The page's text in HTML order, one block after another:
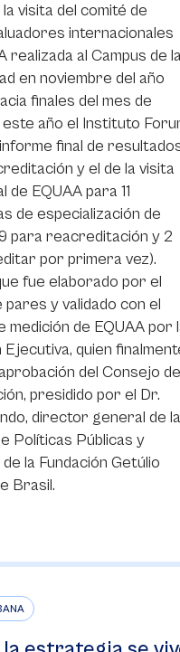
visita del comité de
internacionales
realizada al Campus de
en noviembre del año
finales del mes de
año el Instituto
final de
y el de la visita
de EQUAA para 11
de especialización de
para reacreditación y 2
por primera vez).
fue elaborado por el
pares y validado con el
medición de EQUAA por
quien
del Consejo de
presidido por el Dr.
director general de la
Políticas Públicas y
la Fundación Getúlio
Brasil.